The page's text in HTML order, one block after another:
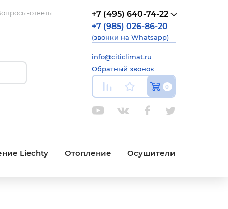
ответы
+7 (495) 640-74-22
+7 (985) 026-86-20
(звонки на Whatsapp)
info@citiclimat.ru
Обратный звонок
0
Liechty Отопление Осушители